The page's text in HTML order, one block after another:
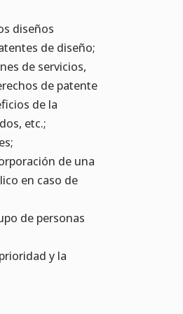
diseños
de diseño;
de servicios,
de patente
de la
etc.;
de una
en caso de
de personas
y la